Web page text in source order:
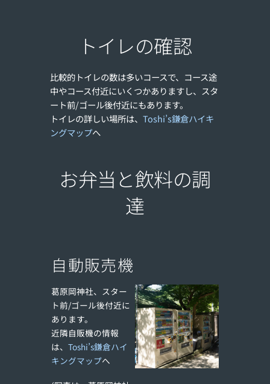
トイレの確認
比較的トイレの数は多いコースで、コース途
中やコース付近にいくつかありますし、スタ
ート前/ゴール後付近にもあります。
トイレの詳しい場所は、Toshi’s鎌倉ハイキ
ングマップへ
お弁当と飲料の調
達
自動販売機
葛原岡神社、スター
ト前/ゴール後付近に
あります。
近隣自販機の情報
は、 Toshi’s鎌倉ハイ
キングマップへ